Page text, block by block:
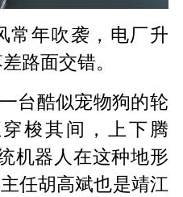
常年吹袭，电厂升
路面交错。
台酷似宠物狗的轮
梭其间，上下腾
机器人在这种地形
主任胡高斌也是靖江